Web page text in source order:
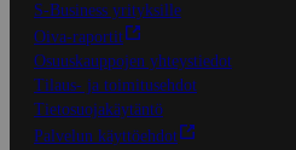
S-Business yrityksille
Oiva-raportit
Osuuskauppojen yhteystiedot
Tilaus- ja toimitusehdot
Tietosuojakäytäntö
Palvelun käyttöehdot